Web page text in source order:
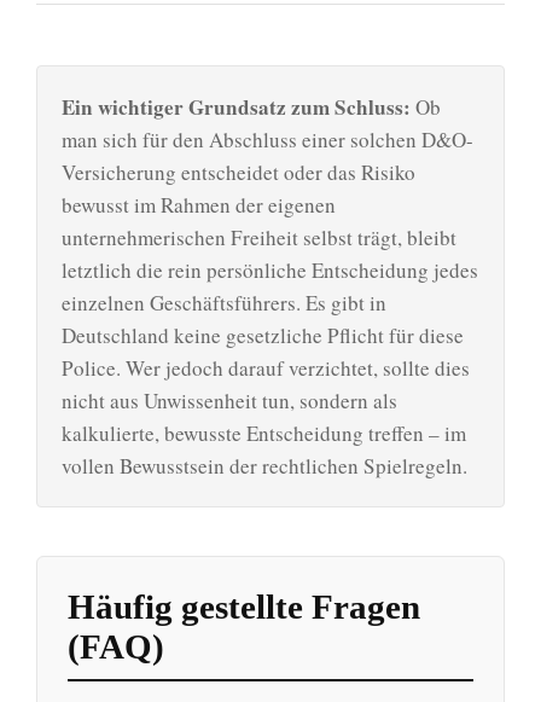
Ein wichtiger Grundsatz zum Schluss: Ob
man sich für den Abschluss einer solchen D&O-
Versicherung entscheidet oder das Risiko
bewusst im Rahmen der eigenen
unternehmerischen Freiheit selbst trägt, bleibt
letztlich die rein persönliche Entscheidung jedes
einzelnen Geschäftsführers. Es gibt in
Deutschland keine gesetzliche Pflicht für diese
Police. Wer jedoch darauf verzichtet, sollte dies
nicht aus Unwissenheit tun, sondern als
kalkulierte, bewusste Entscheidung treffen – im
vollen Bewusstsein der rechtlichen Spielregeln.
Häufig gestellte Fragen
(FAQ)